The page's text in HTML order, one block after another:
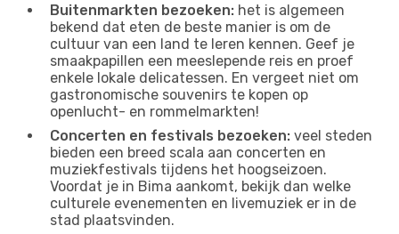
Buitenmarkten bezoeken: het is algemeen
bekend dat eten de beste manier is om de
cultuur van een land te leren kennen. Geef je
smaakpapillen een meeslepende reis en proef
enkele lokale delicatessen. En vergeet niet om
gastronomische souvenirs te kopen op
openlucht- en rommelmarkten!
Concerten en festivals bezoeken: veel steden
bieden een breed scala aan concerten en
muziekfestivals tijdens het hoogseizoen.
Voordat je in Bima aankomt, bekijk dan welke
culturele evenementen en livemuziek er in de
stad plaatsvinden.